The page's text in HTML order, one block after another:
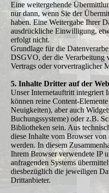
Eine weitergehende
nur dann, wenn Sie der
haben. Eine Weitergabe Ihrer
ausdrückliche Einwilligung,
erfolgt nicht.
Grundlage für die
DSGVO, der die Verarbeitung
Vertrags oder vorvertraglicher
5. Inhalte Dritter auf der
Unser Internetauftritt integriert
können reine Content-
Neuigkeiten), aber auch
Buchungssysteme) oder z.B.
Bibliotheken sein. Aus
diese Inhalte vom Browser von
werden. In diesem
Ihrem Browser verwendete IP
anfragenden Systems
diesbezüglich die jeweiligen
Drittanbieter.